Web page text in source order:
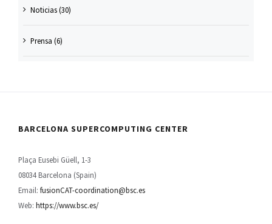
Noticias (30)
Prensa (6)
BARCELONA SUPERCOMPUTING CENTER
Plaça Eusebi Güell, 1-3
08034 Barcelona (Spain)
Email:fusionCAT-coordination@bsc.es
Web:https://www.bsc.es/